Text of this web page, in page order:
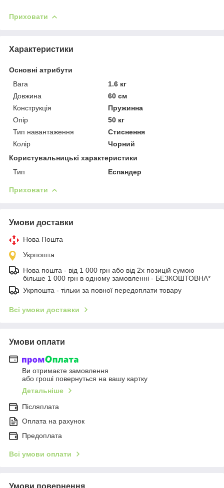
Приховати
Характеристики
Основні атрибути
Вага
1.6 кг
Довжина
60 см
Конструкція
Пружинна
Опір
50 кг
Тип навантаження
Стиснення
Колір
Чорний
Користувальницькі характеристики
Тип
Еспандер
Приховати
Умови доставки
Нова Пошта
Укрпошта
Нова пошта - від 1 000 грн або від 2х позицій сумою
більше 1 000 грн в одному замовленні - БЕЗКОШТОВНА*
Укрпошта - тільки за повної передоплати товару
Всі умови доставки
Умови оплати
Ви отримаєте замовлення
або гроші повернуться на вашу картку
Детальніше
Післяплата
Оплата на рахунок
Предоплата
Всі умови оплати